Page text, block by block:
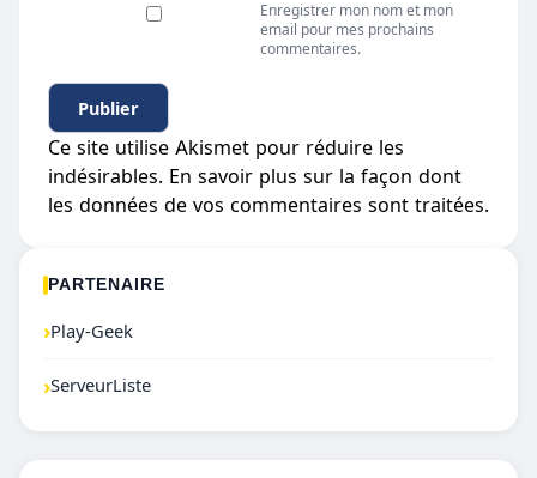
Enregistrer mon nom et mon
email pour mes prochains
commentaires.
Ce site utilise Akismet pour réduire les
indésirables. En savoir plus sur la façon dont
les données de vos commentaires sont traitées.
PARTENAIRE
›Play-Geek
›ServeurListe